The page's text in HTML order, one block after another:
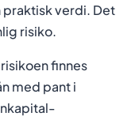
praktisk verdi. Det
risiko.
finnes
med pant i